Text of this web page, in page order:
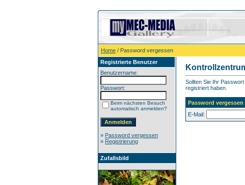
Home / Password vergessen
Registrierte Benutzer
Benutzername:
Passwort:
Beim nächsten Besuch
automatisch anmelden?
» Password vergessen
» Registrierung
Zufallsbild
Sollten Sie Ihr
registriert haben.
Password vergessen
E-Mail: